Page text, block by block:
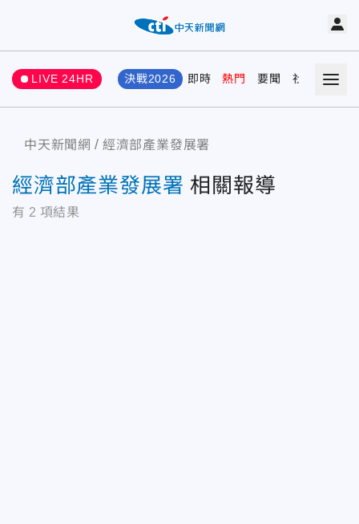
LIVE 24HR 決戰2026 即時 熱門 要聞 社會 娛樂
中天新聞網 經濟部產業發展署
經濟部產業發展署 相關報導
有 2 項結果